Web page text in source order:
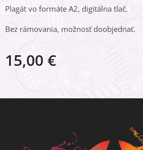
Plagát vo formáte A2, digitálna tlač.
Bez rámovania, možnosť doobjednať.
15,00 €